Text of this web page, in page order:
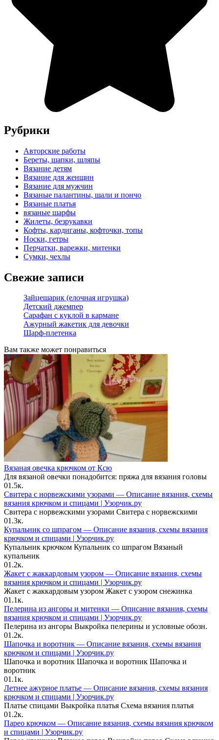
Рубрики
Авторские работы
Береты, шапки, шляпы
Вязание детям
Вязание для женщин
Вязание для мужчин
Вязаные палантины, шали и пончо
Вязаные платья
вязаные шарфы
Жилеты, безрукавки
Кофты, кардиганы, кофточки, топы
Носки, гетры
Перчатки, варежки, митенки
Сумки, чехлы
Свежие записи
Зайцешарик (елочная игрушка)
Детский джемпер
Сарафан с куклой в кармане
Ажурный жакетик для девочки
Шарф-плетенка
Вам также может понравиться
Вязаная овечка крючком от Ксю
Для вязаной овечки понадобится: пряжа для вязания головы
01.5к.
Свитера с норвежскими узорами — Описание вязания, схемы
вязания крючком и спицами | Узорчик.ру
Свитера с норвежскими узорами Свитера с норвежскими
01.3к.
Купальник со шпрагом — Описание вязания, схемы вязания
крючком и спицами | Узорчик.ру
Купальник крючком Купальник со шпрагом Вязаный
купальник
01.2к.
Жакет с жаккардовым узором — Описание вязания, схемы
вязания крючком и спицами | Узорчик.ру
Жакет с жаккардовым узором Жакет с узором снежинка
01.1к.
Пелерина из ангоры и митенки — Описание вязания, схемы
вязания крючком и спицами | Узорчик.ру
Пелерина из ангоры Выкройка пелерины и условные обозн.
01.2к.
Шапочка и воротник — Описание вязания, схемы вязания
крючком и спицами | Узорчик.ру
Шапочка и воротник Шапочка и воротник Шапочка и
воротник
01.1к.
Летнее ажурное платье — Описание вязания, схемы вязания
крючком и спицами | Узорчик.ру
Платье спицами Выкройка платья Схема вязания платья
01.2к.
Парео крючком — Описание вязания, схемы вязания крючком
и спицами | Узорчик.ру